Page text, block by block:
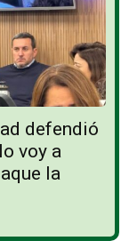
defendió
voy a
la